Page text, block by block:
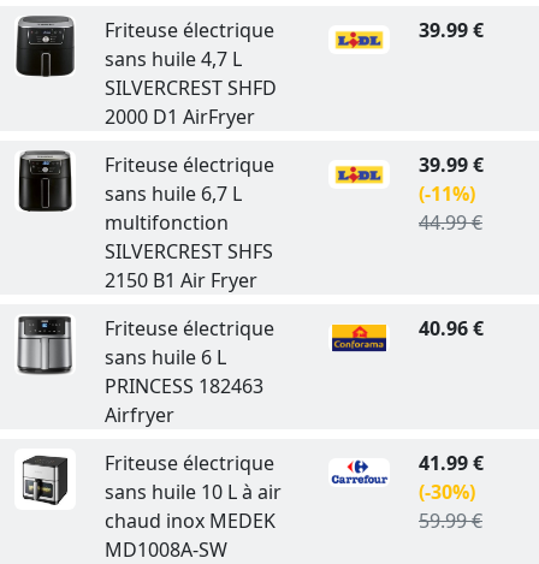
Friteuse électrique
sans huile 4,7 L
SILVERCREST SHFD
2000 D1 AirFryer
39.99 €
Friteuse électrique
sans huile 6,7 L
multifonction
SILVERCREST SHFS
2150 B1 Air Fryer
39.99 €
(-11%)
44.99 €
Friteuse électrique
sans huile 6 L
PRINCESS 182463
Airfryer
40.96 €
Friteuse électrique
sans huile 10 L à air
chaud inox MEDEK
MD1008A-SW
41.99 €
(-30%)
59.99 €